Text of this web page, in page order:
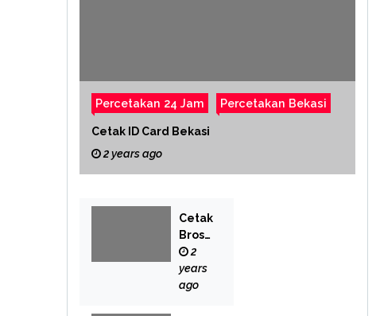
Percetakan 24 Jam Percetakan Bekasi
Cetak ID Card Bekasi
2 years ago
Cetak
Brosu
r
Bekas
i
2
years
ago